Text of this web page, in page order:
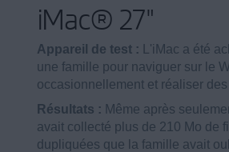
iMac® 27"
Appareil de test : L'iMac a été
une famille pour naviguer sur le
occasionnellement et réaliser
Résultats : Même après
avait collecté plus de 210 Mo de
dupliquées que la famille avait